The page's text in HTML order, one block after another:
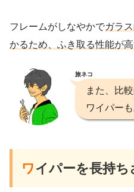
フレームがしなやかでガラ
かるため、ふき取る性能が
旅ネコ
また、比
ワイパー
ワイパーを長持ち